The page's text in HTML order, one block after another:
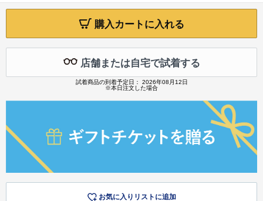
購入カートに入れる
店舗または自宅で試着する
試着商品の到着予定日： 2026年08月12日
※本日注文した場合
お気に入りリストに追加